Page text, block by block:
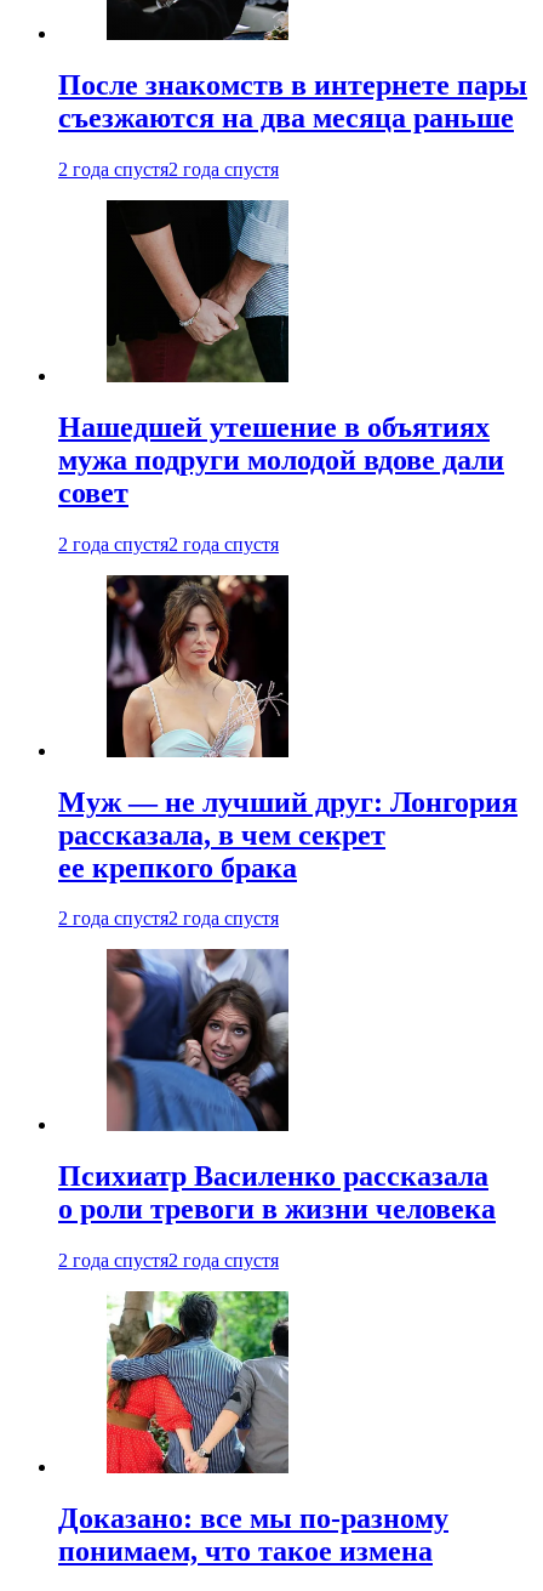
После знакомств в интернете пары
съезжаются на два месяца раньше
2 года спустя2 года спустя
Нашедшей утешение в объятиях
мужа подруги молодой вдове дали
совет
2 года спустя2 года спустя
Муж — не лучший друг: Лонгория
рассказала, в чем секрет
ее крепкого брака
2 года спустя2 года спустя
Психиатр Василенко рассказала
о роли тревоги в жизни человека
2 года спустя2 года спустя
Доказано: все мы по-разному
понимаем, что такое измена